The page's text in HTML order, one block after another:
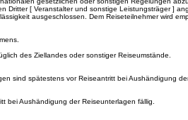
[ Veranstalter und sonstige Leistungsträger ]
ausgeschlossen. Dem Reiseteilnehmer wird
des Ziellandes oder sonstiger Reiseumstände.
sind spätestens vor Reiseantritt bei Aushändigung
bei Aushändigung der Reiseunterlagen fällig.